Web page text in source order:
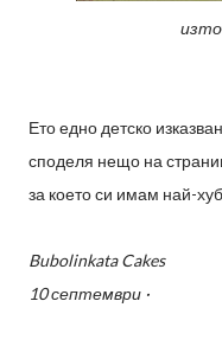
Ето едно детско
споделя нещо на
за което си имам най-
Bubolinkata Cakes
10 септември ·